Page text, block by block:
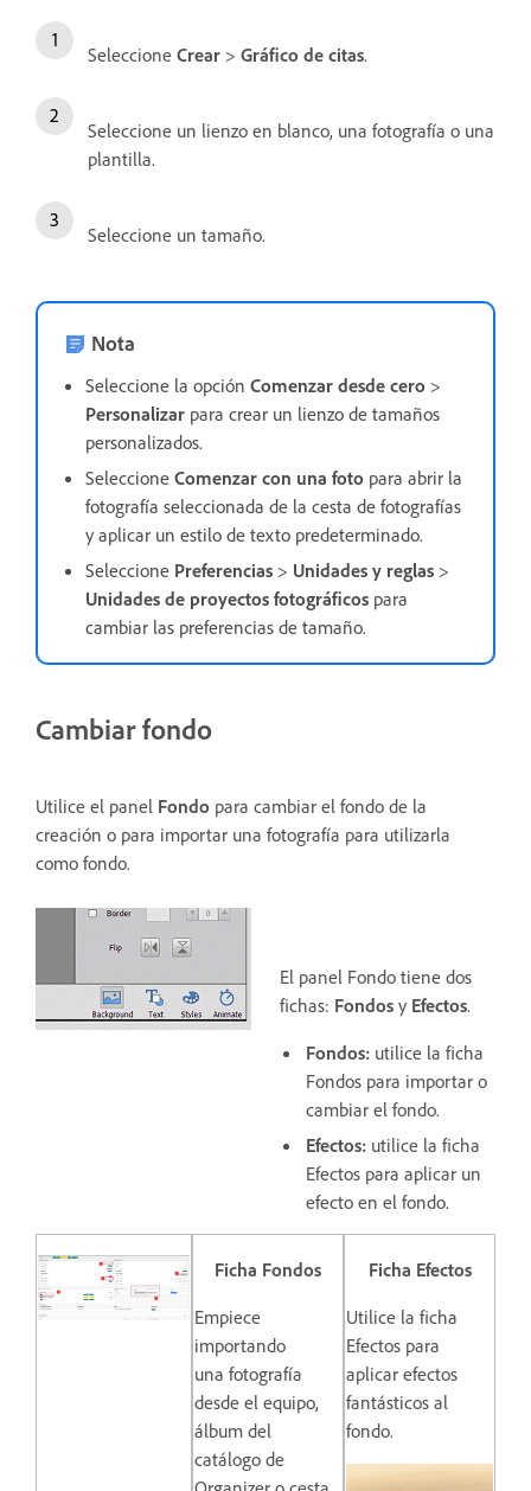
Seleccione Crear > Gráfico de citas.
Seleccione un lienzo en blanco, una fotografía o una
plantilla.
Seleccione un tamaño.
Nota
Seleccione la opción Comenzar desde cero >
Personalizar para crear un lienzo de tamaños
personalizados.
Seleccione Comenzar con una foto para abrir la
fotografía seleccionada de la cesta de fotografías
y aplicar un estilo de texto predeterminado.
Seleccione Preferencias > Unidades y reglas >
Unidades de proyectos fotográficos para
cambiar las preferencias de tamaño.
Cambiar fondo
Utilice el panel Fondo para cambiar el fondo de la
creación o para importar una fotografía para utilizarla
como fondo.
El panel Fondo tiene dos
fichas: Fondos y Efectos.
Fondos: utilice la ficha
Fondos para importar o
cambiar el fondo.
Efectos: utilice la ficha
Efectos para aplicar un
efecto en el fondo.
Ficha Fondos
Empiece
importando
una fotografía
desde el equipo,
álbum del
catálogo de
Ficha Efectos
Utilice la ficha
Efectos para
aplicar efectos
fantásticos al
fondo.